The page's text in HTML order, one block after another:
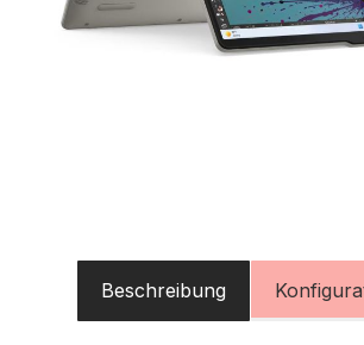
Beschreibung